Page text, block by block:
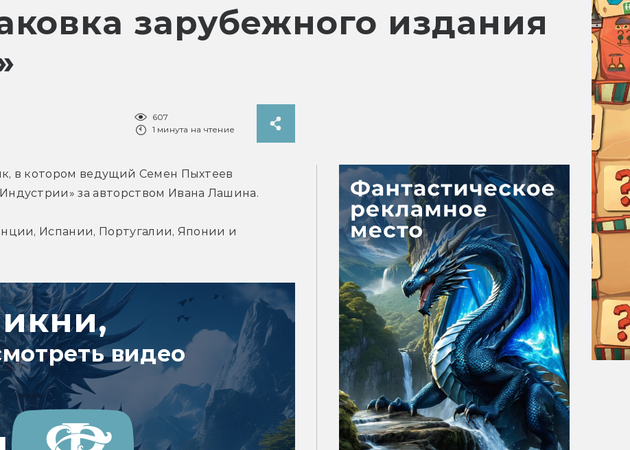
зарубежного издания
607
1 минута на чтение
в котором ведущий Семен Пыхтеев
за авторством Ивана Лашина.
Испании, Португалии, Японии и
видео